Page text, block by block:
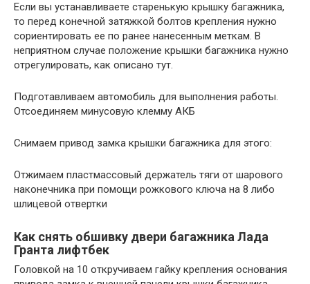
Если вы устанавливаете старенькую крышку багажника,
то перед конечной затяжкой болтов крепления нужно
сориентировать ее по ранее нанесенным меткам. В
неприятном случае положение крышки багажника нужно
отрегулировать, как описано тут.
Подготавливаем автомобиль для выполнения работы.
Отсоединяем минусовую клемму АКБ
Снимаем привод замка крышки багажника для этого:
Отжимаем пластмассовый держатель тяги от шарового
наконечника при помощи рожкового ключа на 8 либо
шлицевой отвертки
Как снять обшивку двери багажника Лада
Гранта лифтбек
Головкой на 10 откручиваем гайку крепления основания